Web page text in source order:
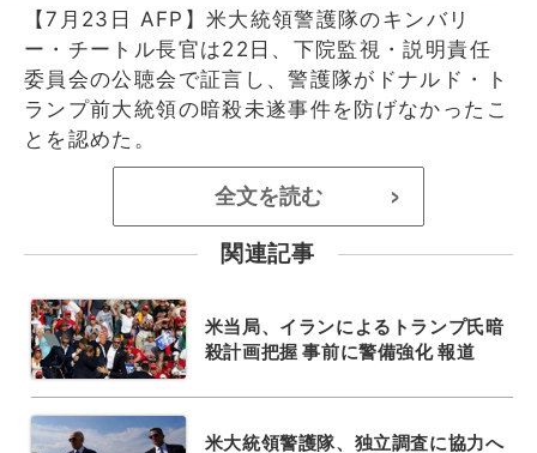
【7月23日 AFP】米大統領警護隊のキンバリ
ー・チートル長官は22日、下院監視・説明責任
委員会の公聴会で証言し、警護隊がドナルド・ト
ランプ前大統領の暗殺未遂事件を防げなかったこ
とを認めた。
全文を読む >
関連記事
米当局、イランによるトランプ氏暗
殺計画把握 事前に警備強化 報道
米大統領警護隊、独立調査に協力へ